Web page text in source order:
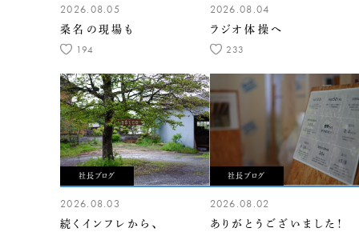
2026.08.05
桑名の現場も
194
2026.08.04
ラジオ体操へ
233
社長ブログ
2026.08.03
続くインフレから、
社長ブログ
2026.08.02
ありがとうございました！